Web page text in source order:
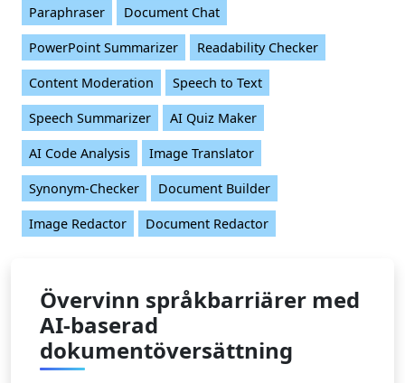
Paraphraser Document Chat
PowerPoint Summarizer Readability Checker
Content Moderation Speech to Text
Speech Summarizer AI Quiz Maker
AI Code Analysis Image Translator
Synonym-Checker Document Builder
Image Redactor Document Redactor
Övervinn språkbarriärer med
AI-baserad
dokumentöversättning